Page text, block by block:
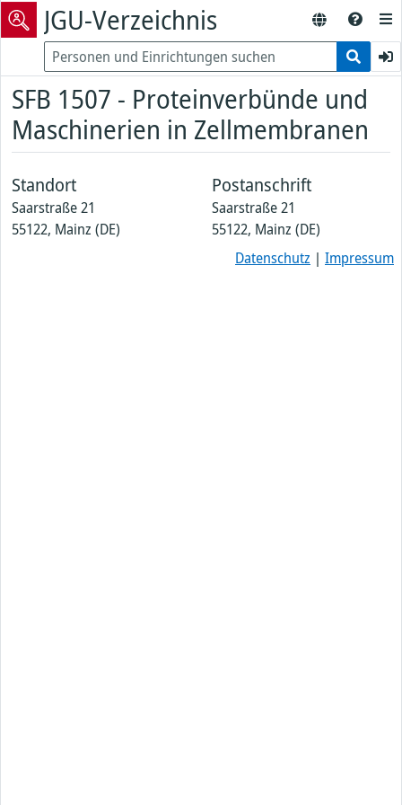
JGU-Verzeichnis
SFB 1507 - Proteinverbünde und
Maschinerien in Zellmembranen
Standort
Saarstraße 21
55122, Mainz (DE)
Postanschrift
Saarstraße 21
55122, Mainz (DE)
Datenschutz | Impressum